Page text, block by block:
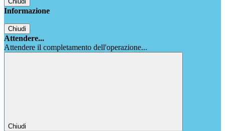
Informazione
Chiudi
Attendere...
Attendere il completamento dell'operazione...
Chiudi